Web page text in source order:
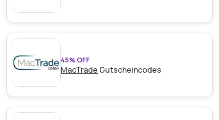
45% OFF
MacTrade Gutscheincodes